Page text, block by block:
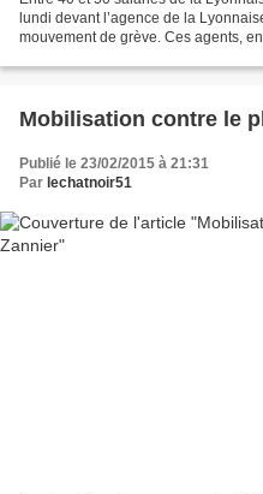
lundi devant l’agence de la
mouvement de grève. Ces agents,
Mobilisation contre le
Publié le 23/02/2015 à 21:31
Par lechatnoir51